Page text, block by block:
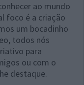
ao mundo
foco é a criação
um bocadinho
todos nós
para
ou com o
destaque.